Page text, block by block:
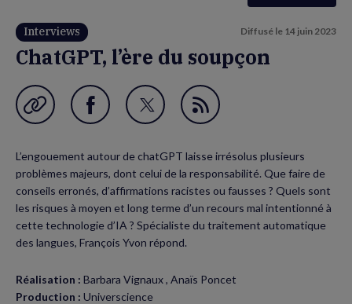
Interviews Diffusé le 14 juin 2023
ChatGPT, l’ère du soupçon
Garder en favori
Partager
Facebook
(nouvelle
fenêtre)
Partager
Twitter
(nouvelle
fenêtre)
Flux
L’engouement autour de chatGPT laisse irrésolus plusieurs
problèmes majeurs, dont celui de la responsabilité. Que faire de
conseils erronés, d’affirmations racistes ou fausses ? Quels sont
les risques à moyen et long terme d’un recours mal intentionné à
cette technologie d’IA ? Spécialiste du traitement automatique
des langues, François Yvon répond.
Réalisation : Barbara Vignaux , Anaïs Poncet
Production : Universcience